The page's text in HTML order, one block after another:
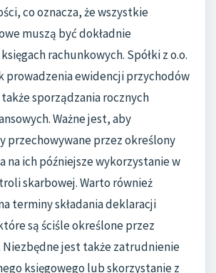
co oznacza, że wszystkie
muszą być dokładnie
rachunkowych. Spółki z o.o.
prowadzenia ewidencji przychodów
sporządzania rocznych
Ważne jest, aby
przechowywane przez określony
na ich późniejsze wykorzystanie w
skarbowej. Warto również
terminy składania deklaracji
są ściśle określone przez
Niezbędne jest także zatrudnienie
księgowego lub skorzystanie z